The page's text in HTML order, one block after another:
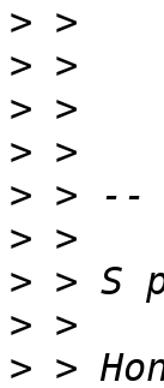
>
>
>
>
>
>
>
>
>